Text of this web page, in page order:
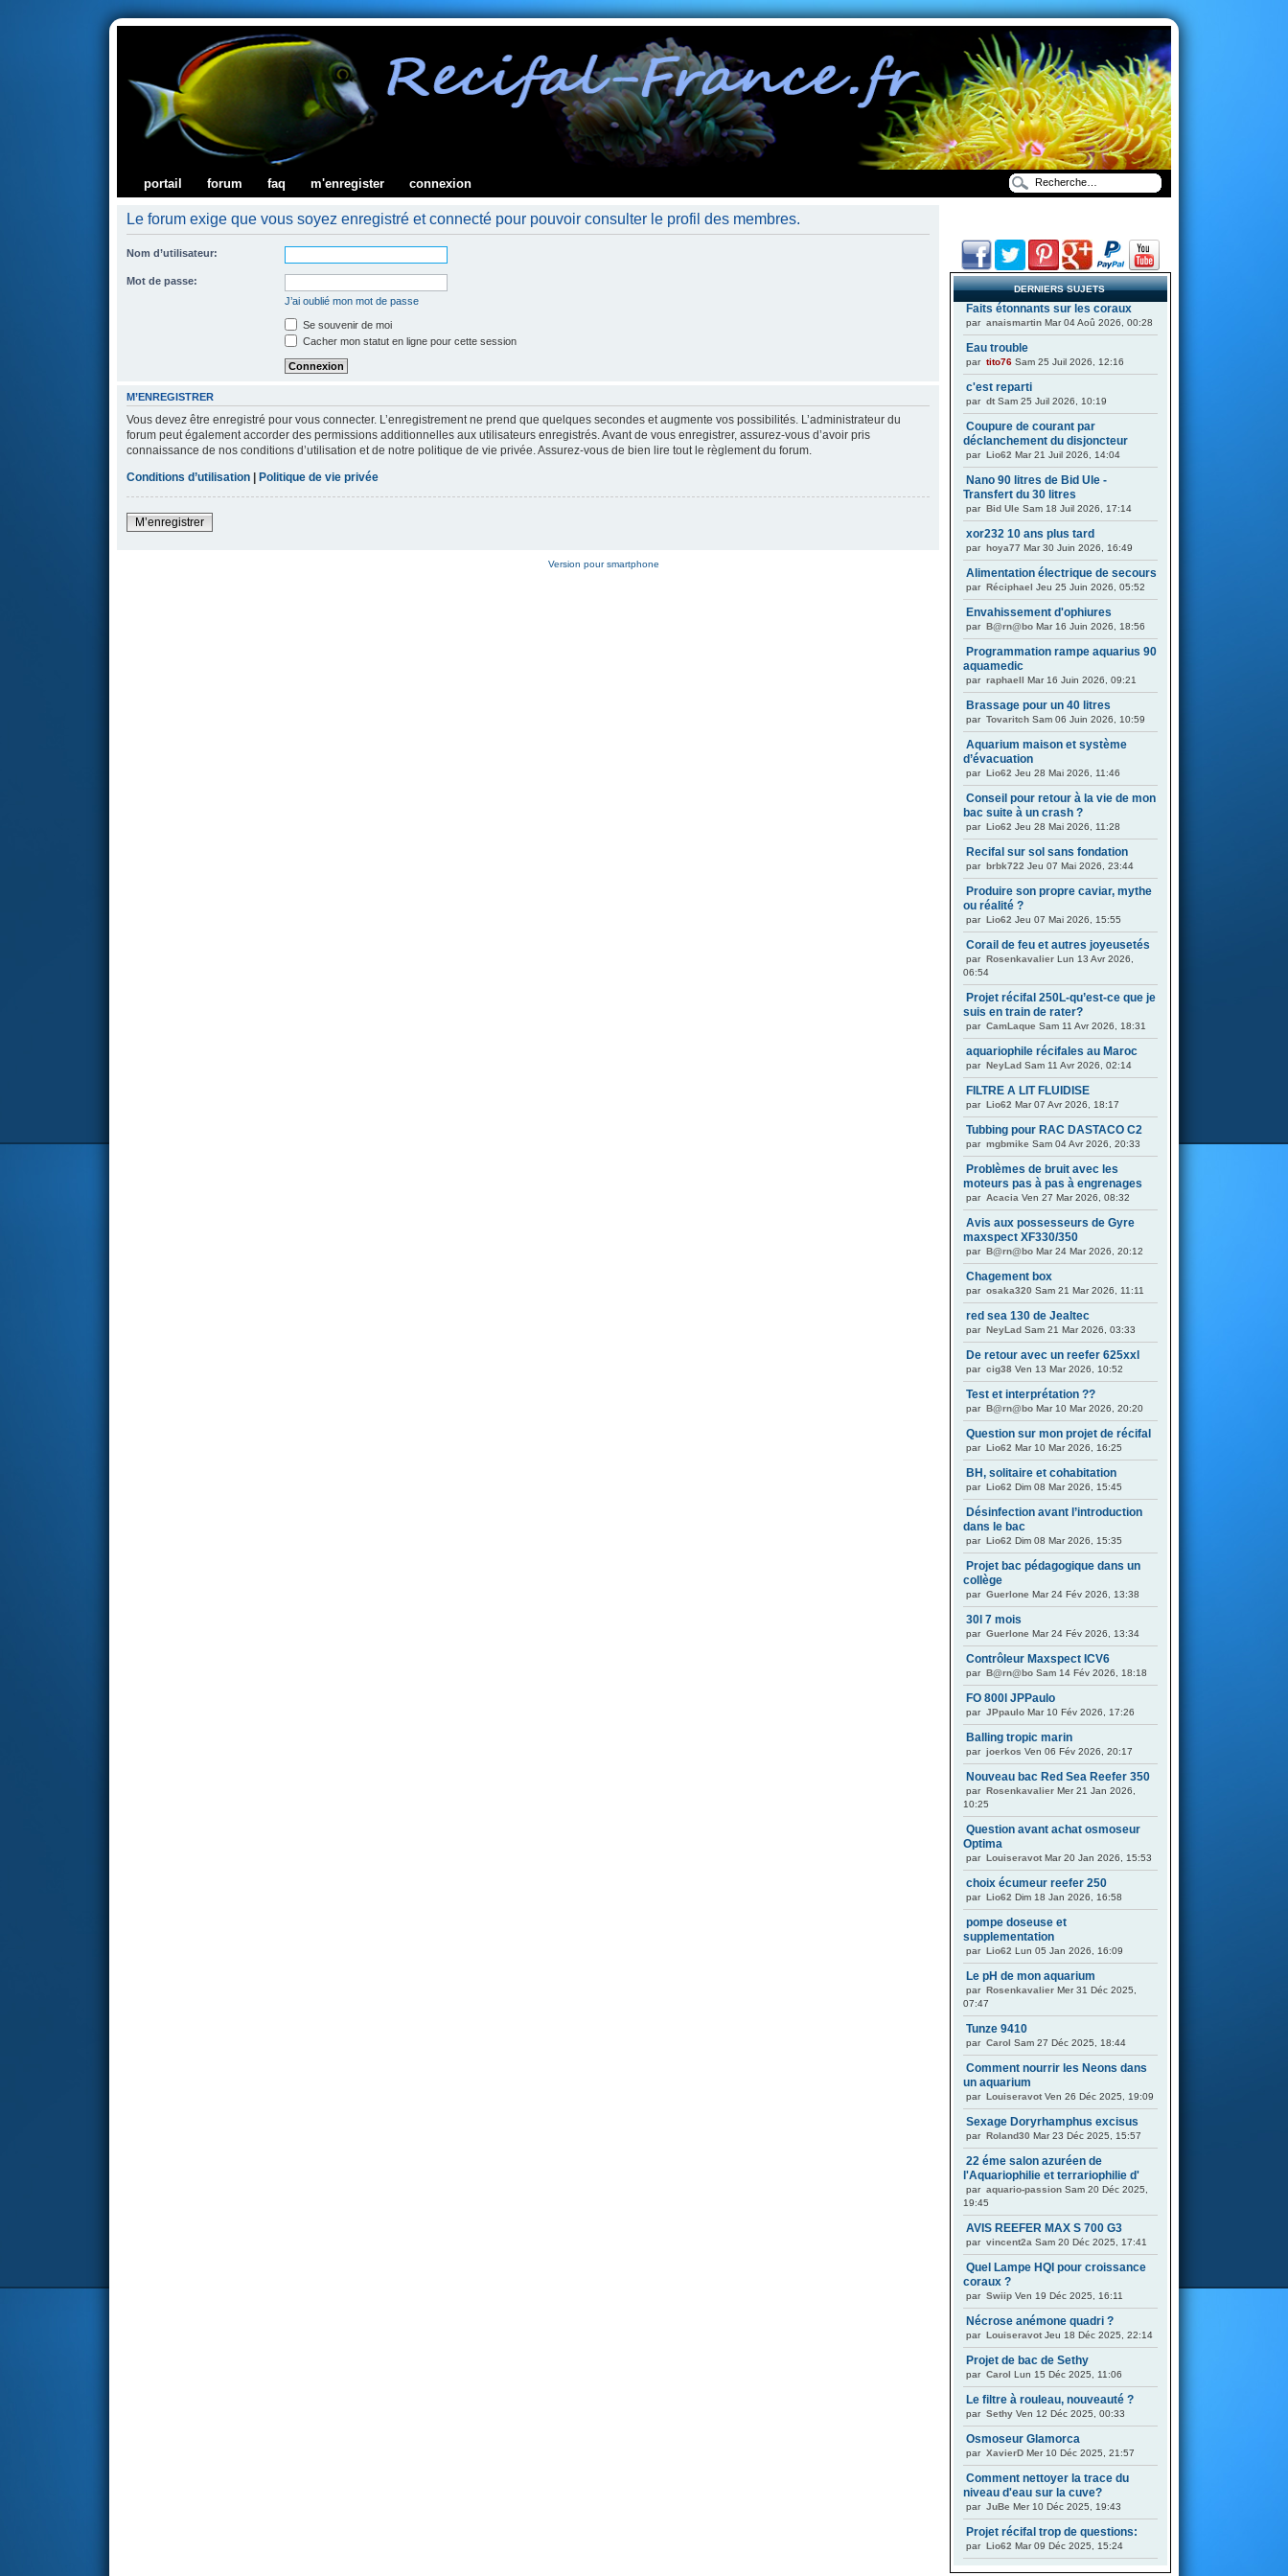
portail forum faq m'enregister connexion
Le forum exige que vous soyez enregistré et connecté pour pouvoir consulter le profil des membres.
Nom d’utilisateur:
Mot de passe:
J’ai oublié mon mot de passe
Se souvenir de moi
Cacher mon statut en ligne pour cette session
M’ENREGISTRER
Vous devez être enregistré pour vous connecter. L’enregistrement ne prend que quelques secondes et augmente vos possibilités. L’administrateur du
forum peut également accorder des permissions additionnelles aux utilisateurs enregistrés. Avant de vous enregistrer, assurez-vous d’avoir pris
connaissance de nos conditions d’utilisation et de notre politique de vie privée. Assurez-vous de bien lire tout le règlement du forum.
Conditions d’utilisation | Politique de vie privée
M’enregistrer
Version pour smartphone
DERNIERS SUJETS
Faits étonnants sur les coraux
par anaismartin Mar 04 Aoû 2026, 00:28
Eau trouble
par tito76 Sam 25 Juil 2026, 12:16
c'est reparti
par dt Sam 25 Juil 2026, 10:19
Coupure de courant par
déclanchement du disjoncteur
par Lio62 Mar 21 Juil 2026, 14:04
Nano 90 litres de Bid Ule -
Transfert du 30 litres
par Bid Ule Sam 18 Juil 2026, 17:14
xor232 10 ans plus tard
par hoya77 Mar 30 Juin 2026, 16:49
Alimentation électrique de secours
par Réciphael Jeu 25 Juin 2026, 05:52
Envahissement d'ophiures
par B@rn@bo Mar 16 Juin 2026, 18:56
Programmation rampe aquarius 90
aquamedic
par raphaell Mar 16 Juin 2026, 09:21
Brassage pour un 40 litres
par Tovaritch Sam 06 Juin 2026, 10:59
Aquarium maison et système
d’évacuation
par Lio62 Jeu 28 Mai 2026, 11:46
Conseil pour retour à la vie de mon
bac suite à un crash ?
par Lio62 Jeu 28 Mai 2026, 11:28
Recifal sur sol sans fondation
par brbk722 Jeu 07 Mai 2026, 23:44
Produire son propre caviar, mythe
ou réalité ?
par Lio62 Jeu 07 Mai 2026, 15:55
Corail de feu et autres joyeusetés
par Rosenkavalier Lun 13 Avr 2026,
06:54
Projet récifal 250L-qu’est-ce que je
suis en train de rater?
par CamLaque Sam 11 Avr 2026, 18:31
aquariophile récifales au Maroc
par NeyLad Sam 11 Avr 2026, 02:14
FILTRE A LIT FLUIDISE
par Lio62 Mar 07 Avr 2026, 18:17
Tubbing pour RAC DASTACO C2
par mgbmike Sam 04 Avr 2026, 20:33
Problèmes de bruit avec les
moteurs pas à pas à engrenages
par Acacia Ven 27 Mar 2026, 08:32
Avis aux possesseurs de Gyre
maxspect XF330/350
par B@rn@bo Mar 24 Mar 2026, 20:12
Chagement box
par osaka320 Sam 21 Mar 2026, 11:11
red sea 130 de Jealtec
par NeyLad Sam 21 Mar 2026, 03:33
De retour avec un reefer 625xxl
par cig38 Ven 13 Mar 2026, 10:52
Test et interprétation ??
par B@rn@bo Mar 10 Mar 2026, 20:20
Question sur mon projet de récifal
par Lio62 Mar 10 Mar 2026, 16:25
BH, solitaire et cohabitation
par Lio62 Dim 08 Mar 2026, 15:45
Désinfection avant l’introduction
dans le bac
par Lio62 Dim 08 Mar 2026, 15:35
Projet bac pédagogique dans un
collège
par Guerlone Mar 24 Fév 2026, 13:38
30l 7 mois
par Guerlone Mar 24 Fév 2026, 13:34
Contrôleur Maxspect ICV6
par B@rn@bo Sam 14 Fév 2026, 18:18
FO 800l JPPaulo
par JPpaulo Mar 10 Fév 2026, 17:26
Balling tropic marin
par joerkos Ven 06 Fév 2026, 20:17
Nouveau bac Red Sea Reefer 350
par Rosenkavalier Mer 21 Jan 2026,
10:25
Question avant achat osmoseur
Optima
par Louiseravot Mar 20 Jan 2026, 15:53
choix écumeur reefer 250
par Lio62 Dim 18 Jan 2026, 16:58
pompe doseuse et
supplementation
par Lio62 Lun 05 Jan 2026, 16:09
Le pH de mon aquarium
par Rosenkavalier Mer 31 Déc 2025,
07:47
Tunze 9410
par Carol Sam 27 Déc 2025, 18:44
Comment nourrir les Neons dans
un aquarium
par Louiseravot Ven 26 Déc 2025, 19:09
Sexage Doryrhamphus excisus
par Roland30 Mar 23 Déc 2025, 15:57
22 éme salon azuréen de
l'Aquariophilie et terrariophilie d'
par aquario-passion Sam 20 Déc 2025,
19:45
AVIS REEFER MAX S 700 G3
par vincent2a Sam 20 Déc 2025, 17:41
Quel Lampe HQI pour croissance
coraux ?
par Swiip Ven 19 Déc 2025, 16:11
Nécrose anémone quadri ?
par Louiseravot Jeu 18 Déc 2025, 22:14
Projet de bac de Sethy
par Carol Lun 15 Déc 2025, 11:06
Le filtre à rouleau, nouveauté ?
par Sethy Ven 12 Déc 2025, 00:33
Osmoseur Glamorca
par XavierD Mer 10 Déc 2025, 21:57
Comment nettoyer la trace du
niveau d'eau sur la cuve?
par JuBe Mer 10 Déc 2025, 19:43
Projet récifal trop de questions:
par Lio62 Mar 09 Déc 2025, 15:24